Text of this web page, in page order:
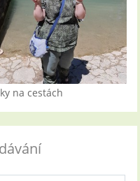
na cestách